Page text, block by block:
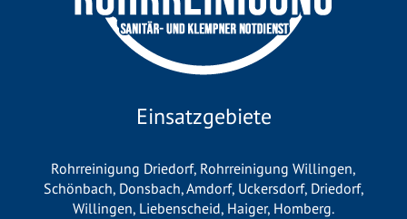
Einsatzgebiete
Rohrreinigung Driedorf, Rohrreinigung Willingen,
Schönbach, Donsbach,Amdorf, Uckersdorf, Driedorf,
Willingen, Liebenscheid, Haiger, Homberg.